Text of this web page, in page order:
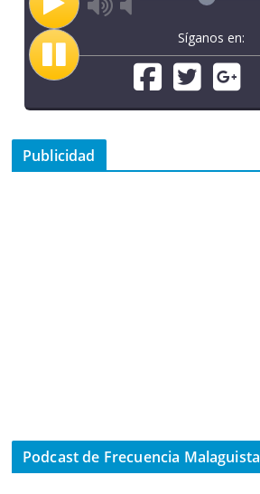
Síganos en:
Publicidad
Podcast de Frecuencia Malaguista